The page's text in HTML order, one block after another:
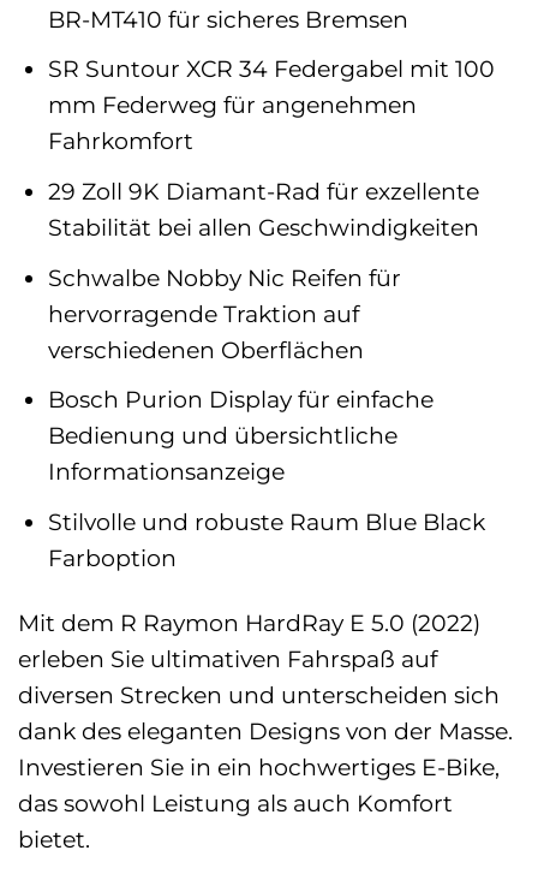
BR-MT410 für sicheres Bremsen
SR Suntour XCR 34 Federgabel mit 100
mm Federweg für angenehmen
Fahrkomfort
29 Zoll 9K Diamant-Rad für exzellente
Stabilität bei allen Geschwindigkeiten
Schwalbe Nobby Nic Reifen für
hervorragende Traktion auf
verschiedenen Oberflächen
Bosch Purion Display für einfache
Bedienung und übersichtliche
Informationsanzeige
Stilvolle und robuste Raum Blue Black
Farboption
Mit dem R Raymon HardRay E 5.0 (2022)
erleben Sie ultimativen Fahrspaß auf
diversen Strecken und unterscheiden sich
dank des eleganten Designs von der Masse.
Investieren Sie in ein hochwertiges E-Bike,
das sowohl Leistung als auch Komfort
bietet.